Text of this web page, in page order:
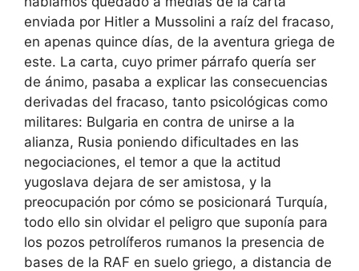
enviada por Hitler a Mussolini a raíz del fracaso,
en apenas quince días, de la aventura griega de
este. La carta, cuyo primer párrafo quería ser
de ánimo, pasaba a explicar las consecuencias
derivadas del fracaso, tanto psicológicas como
militares: Bulgaria en contra de unirse a la
alianza, Rusia poniendo dificultades en las
negociaciones, el temor a que la actitud
yugoslava dejara de ser amistosa, y la
preocupación por cómo se posicionará Turquía,
todo ello sin olvidar el peligro que suponía para
los pozos petrolíferos rumanos la presencia de
bases de la RAF en suelo griego, a distancia de